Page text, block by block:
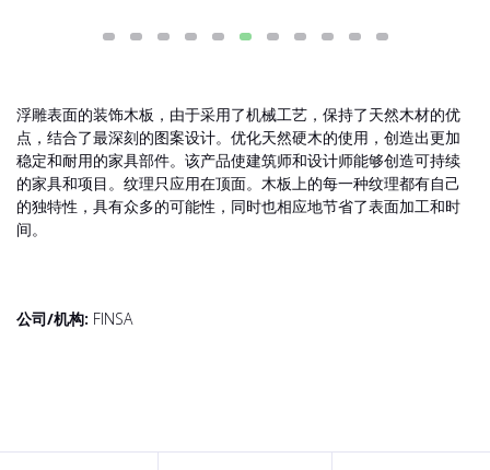
浮雕表面的装饰木板，由于采用了机械工艺，保持了天然木材的优
点，结合了最深刻的图案设计。优化天然硬木的使用，创造出更加
稳定和耐用的家具部件。该产品使建筑师和设计师能够创造可持续
的家具和项目。纹理只应用在顶面。木板上的每一种纹理都有自己
的独特性，具有众多的可能性，同时也相应地节省了表面加工和时
间。
公司/机构: FINSA